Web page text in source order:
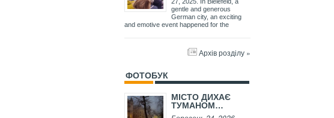
gentle and generous
German city, an exciting
and emotive event happened for the
Архів розділу »
ФОТОБУК
МІСТО ДИХАЄ
ТУМАНОМ…